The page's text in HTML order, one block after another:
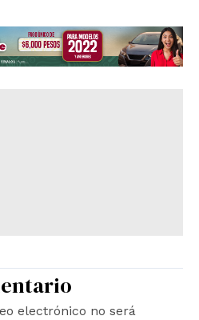
electrónico no será